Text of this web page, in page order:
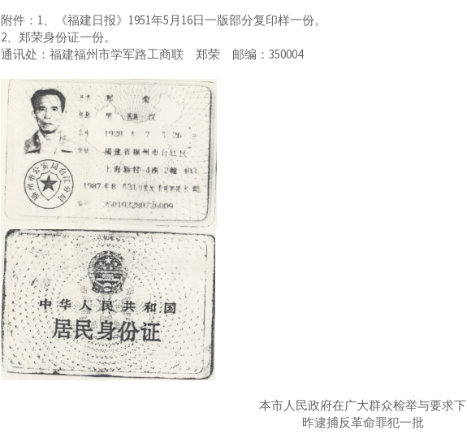
附件：1、《福建日报》1951年5月16日一版部分复印样一份。
2、郑荣身份证一份。
通讯处：福建福州市学军路工商联 郑荣 邮编：350004
本市人民政府在广大群众检举与要求下
昨逮捕反革命罪犯一批